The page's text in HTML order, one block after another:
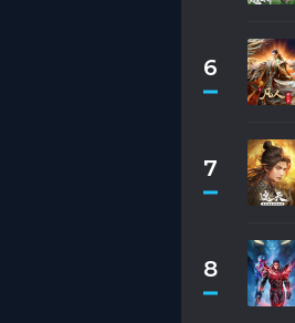
6
7
8